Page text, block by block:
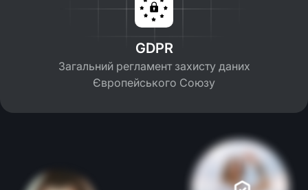
GDPR
Загальний регламент захисту даних
Європейського Союзу